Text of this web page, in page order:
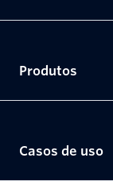
Produtos
Casos de uso